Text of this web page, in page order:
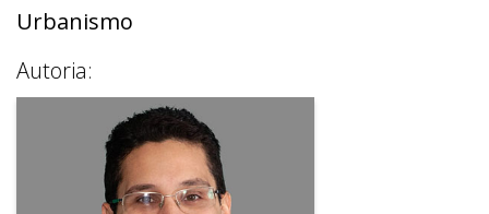
Urbanismo
Autoria: